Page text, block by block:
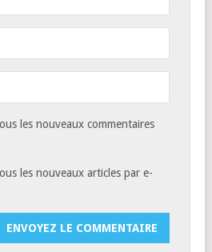
les nouveaux commentaires
les nouveaux articles par e-